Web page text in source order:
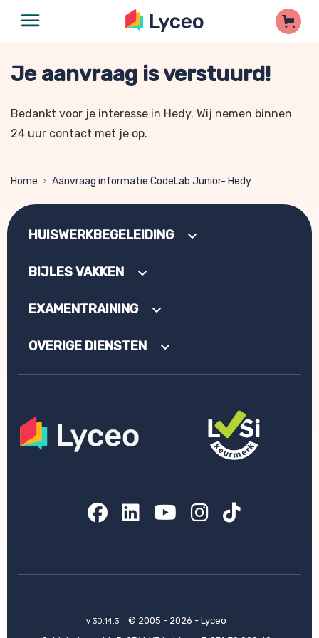
Je aanvraag is verstuurd!
Bedankt voor je interesse in Hedy. Wij nemen binnen
24 uur contact met je op.
Home > Aanvraag informatie CodeLab Junior- Hedy
HUISWERKBEGELEIDING
BIJLES VAKKEN
EXAMENTRAINING
OVERIGE DIENSTEN
Facebook
LinkedIn
YouTube
Instagram
TikTok
v 30.14.3
© 2005 - 2026 - Lyceo